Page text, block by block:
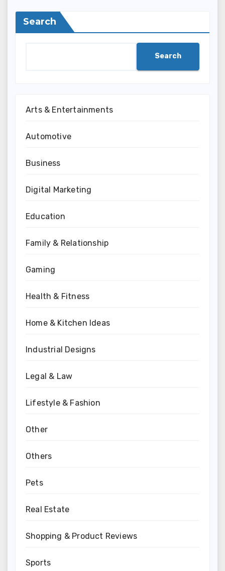
Search
Search
Arts & Entertainments
Automotive
Business
Digital Marketing
Education
Family & Relationship
Gaming
Health & Fitness
Home & Kitchen Ideas
Industrial Designs
Legal & Law
Lifestyle & Fashion
Other
Others
Pets
Real Estate
Shopping & Product Reviews
Sports